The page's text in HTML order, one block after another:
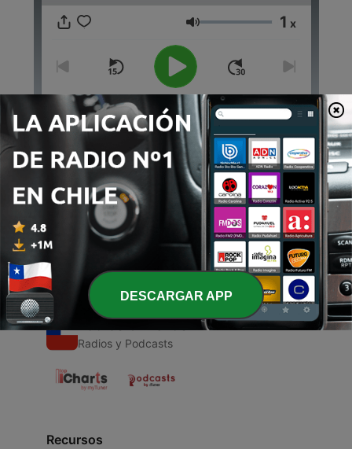
Volumen 1 x
00:00 00:00
Episodios
1 - Biomas- Pampa
21 abr. 2021
Radios y Podcasts
Recursos
DESCARGAR APP